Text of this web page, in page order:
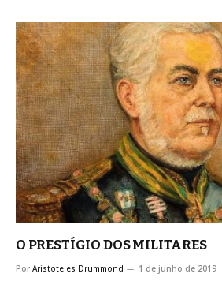
O PRESTÍGIO DOS MILITARES
Por Aristoteles Drummond 1 de junho de 2019